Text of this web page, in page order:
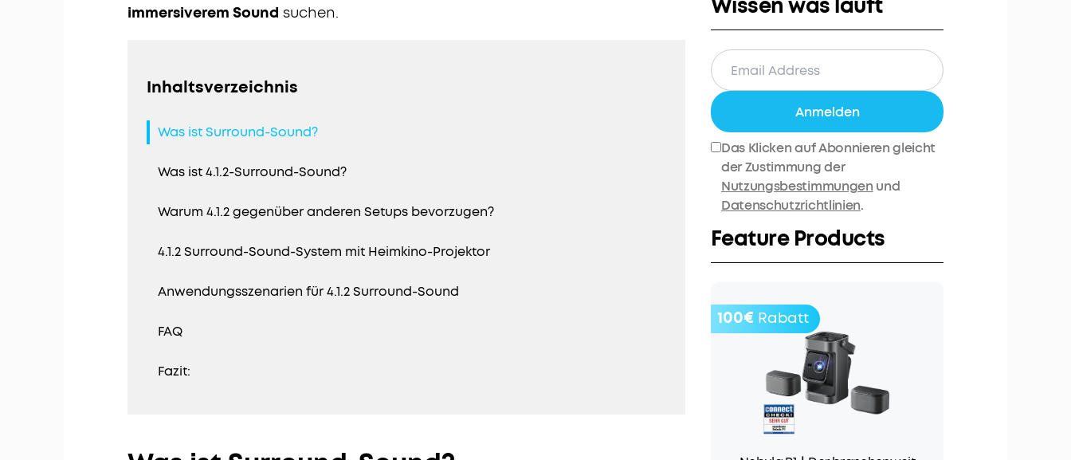
immersiverem Sound suchen.
Inhaltsverzeichnis
Was ist Surround-Sound?
Was ist 4.1.2-Surround-Sound?
Warum 4.1.2 gegenüber anderen Setups bevorzugen?
4.1.2 Surround-Sound-System mit Heimkino-Projektor
Anwendungsszenarien für 4.1.2 Surround-Sound
FAQ
Fazit:
Wissen was läuft
Anmelden
Das Klicken auf Abonnieren gleicht
der Zustimmung der
Nutzungsbestimmungen und
Datenschutzrichtlinien.
Feature Products
100€ Rabatt